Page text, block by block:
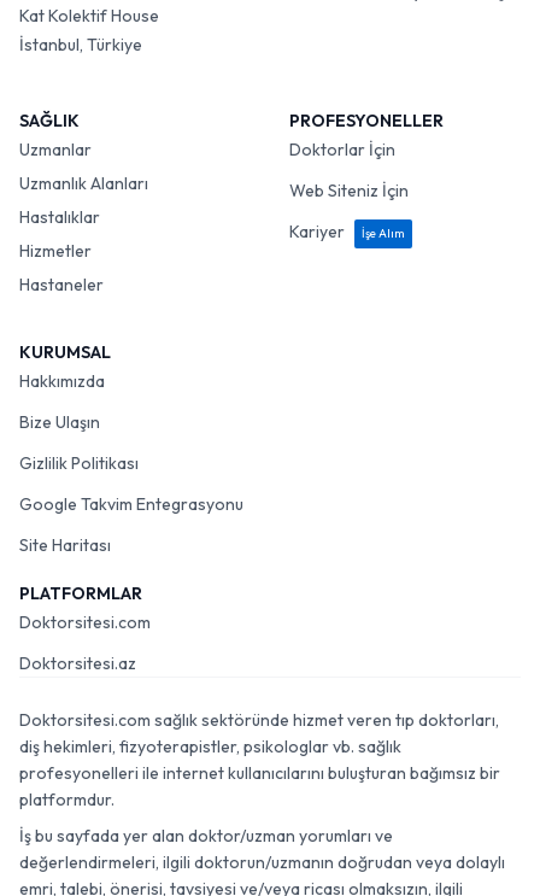
Kat Kolektif House
İstanbul, Türkiye
SAĞLIK
Uzmanlar
Uzmanlık Alanları
Hastalıklar
Hizmetler
Hastaneler
PROFESYONELLER
Doktorlar İçin
Web Siteniz İçin
Kariyer
İşe Alım
KURUMSAL
Hakkımızda
Bize Ulaşın
Gizlilik Politikası
Google Takvim Entegrasyonu
Site Haritası
PLATFORMLAR
Doktorsitesi.com
Doktorsitesi.az
Doktorsitesi.com sağlık sektöründe hizmet veren tıp doktorları,
diş hekimleri, fizyoterapistler, psikologlar vb. sağlık
profesyonelleri ile internet kullanıcılarını buluşturan bağımsız bir
platformdur.
İş bu sayfada yer alan doktor/uzman yorumları ve
değerlendirmeleri, ilgili doktorun/uzmanın doğrudan veya dolaylı
emri, talebi, önerisi, tavsiyesi ve/veya ricası olmaksızın, ilgili